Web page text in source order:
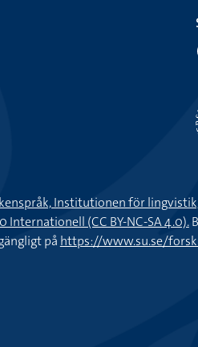
Institutionen för
(CC BY-NC-SA 4.0).
på https://www.su.se/